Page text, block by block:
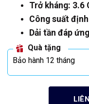
Trở kháng: 3.6
Công suất
Dải tần đáp
Quà tặng
Bảo hành 12 tháng